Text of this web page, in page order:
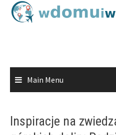
Skip
Main Menu
Inspiracje na